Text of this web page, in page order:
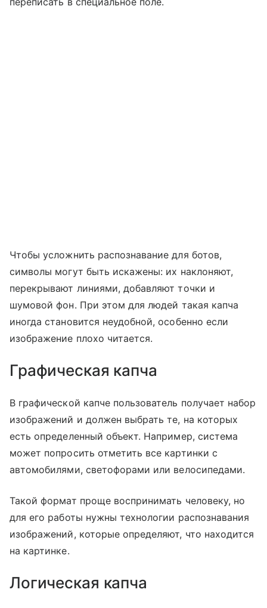
Чтобы усложнить распознавание для ботов,
символы могут быть искажены: их наклоняют,
перекрывают линиями, добавляют точки и
шумовой фон. При этом для людей такая капча
иногда становится неудобной, особенно если
изображение плохо читается.
Графическая капча
В графической капче пользователь получает набор
изображений и должен выбрать те, на которых
есть определенный объект. Например, система
может попросить отметить все картинки с
автомобилями, светофорами или велосипедами.
Такой формат проще воспринимать человеку, но
для его работы нужны технологии распознавания
изображений, которые определяют, что находится
на картинке.
Логическая капча